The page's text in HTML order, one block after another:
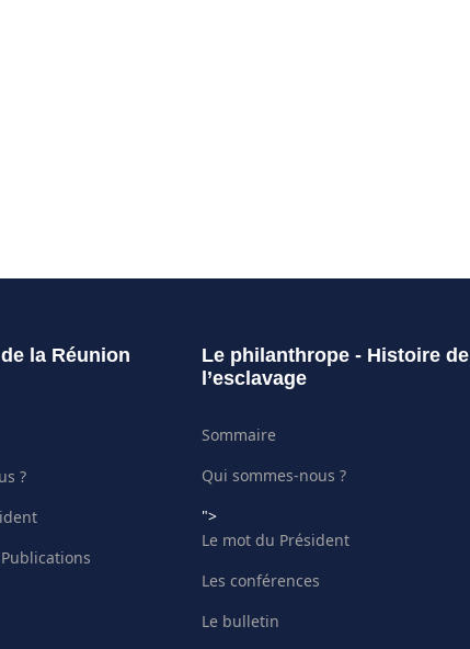
la Réunion
?
Le philanthrope - Histoire de
l’esclavage
Sommaire
Qui sommes-nous ?
">
Le mot du Président
Les conférences
Le bulletin